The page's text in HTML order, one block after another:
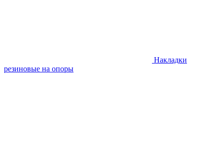
Накладки
резиновые на опоры